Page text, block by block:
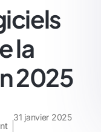
la
2025
31 janvier 2025